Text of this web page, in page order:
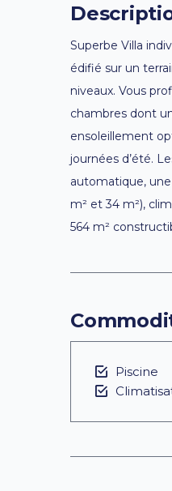
Superbe Villa
édifié sur un
niveaux. Vous
chambres dont
ensoleillement
journées d’été.
automatique,
m² et 34 m²),
564 m²
Piscine